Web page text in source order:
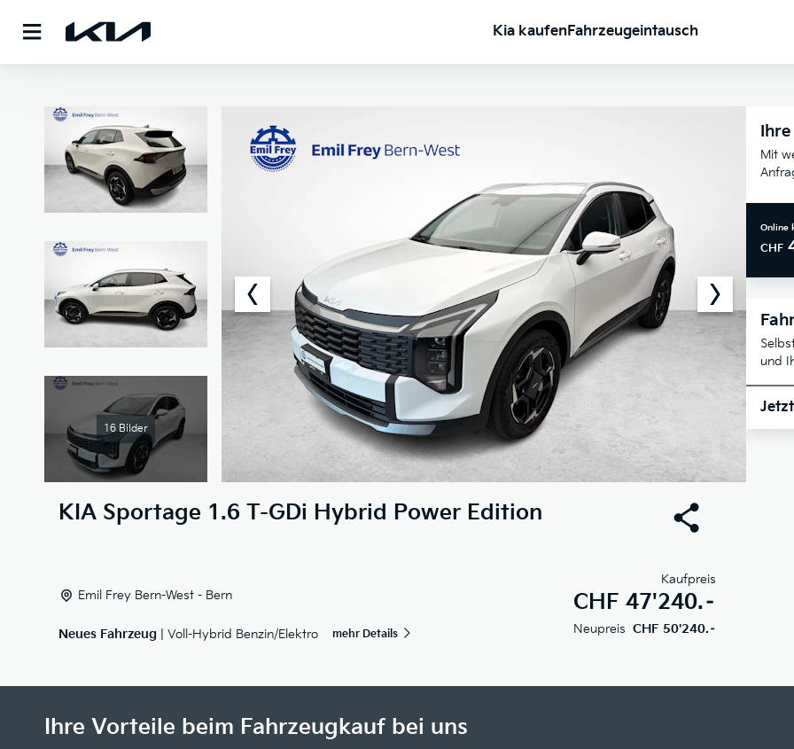
Kia kaufenFahrzeugeintausch
16 Bilder
KIA Sportage 1.6 T-GDi Hybrid Power Edition
Emil Frey Bern-West - Bern
Neues Fahrzeug | Voll-Hybrid Benzin/Elektro mehr Details
Kaufpreis
CHF 47'240.–
Neupreis CHF 50'240.–
Mit
Online
CHF
und
Ihre Vorteile beim Fahrzeugkauf bei uns